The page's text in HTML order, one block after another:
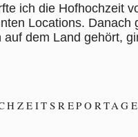
ich die Hofhochzeit
Locations.
auf dem Land gehört,